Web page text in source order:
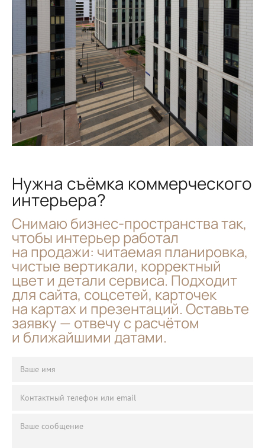
Нужна съёмка коммерческого
интерьера?
Снимаю бизнес-пространства так,
чтобы интерьер работал
на продажи: читаемая планировка,
чистые вертикали, корректный
цвет и детали сервиса. Подходит
для сайта, соцсетей, карточек
на картах и презентаций. Оставьте
заявку — отвечу с расчётом
и ближайшими датами.